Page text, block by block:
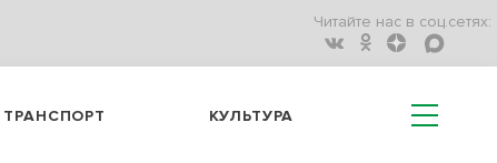
Читайте нас в соц.сетях:
ТРАНСПОРТ КУЛЬТУРА